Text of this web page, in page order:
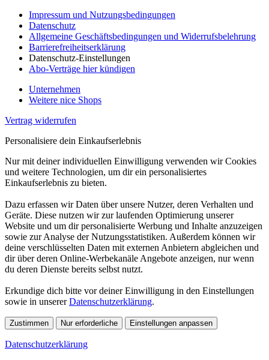
Impressum und Nutzungsbedingungen
Datenschutz
Allgemeine Geschäftsbedingungen und Widerrufsbelehrung
Barrierefreiheitserklärung
Datenschutz-Einstellungen
Abo-Verträge hier kündigen
Unternehmen
Weitere nice Shops
Vertrag widerrufen
Personalisiere dein Einkaufserlebnis
Nur mit deiner individuellen Einwilligung verwenden wir Cookies
und weitere Technologien, um dir ein personalisiertes
Einkaufserlebnis zu bieten.
Dazu erfassen wir Daten über unsere Nutzer, deren Verhalten und
Geräte. Diese nutzen wir zur laufenden Optimierung unserer
Website und um dir personalisierte Werbung und Inhalte anzuzeigen
sowie zur Analyse der Nutzungsstatistiken. Außerdem können wir
deine verschlüsselten Daten mit externen Anbietern abgleichen und
dir über deren Online-Werbekanäle Angebote anzeigen, nur wenn
du deren Dienste bereits selbst nutzt.
Erkundige dich bitte vor deiner Einwilligung in den Einstellungen
sowie in unsererDatenschutzerklärung.
Zustimmen Nur erforderliche Einstellungen anpassen
Datenschutzerklärung